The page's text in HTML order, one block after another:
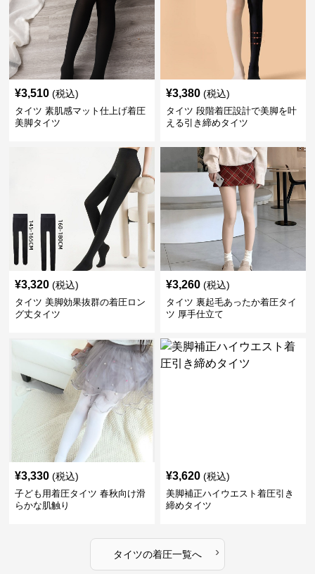
¥3,510 (税込)
タイツ 素肌感マット仕上げ着圧
美脚タイツ
¥3,380 (税込)
タイツ 段階着圧設計で美脚を叶
える引き締めタイツ
¥3,320 (税込)
タイツ 美脚効果抜群の着圧ロン
グ丈タイツ
¥3,260 (税込)
タイツ 裏起毛あったか着圧タイ
ツ 厚手仕立て
¥3,330 (税込)
子ども用着圧タイツ 春秋向け滑
らかな肌触り
¥3,620 (税込)
美脚補正ハイウエスト着圧引き
締めタイツ
タイツの着圧一覧へ ›